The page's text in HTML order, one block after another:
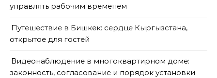
управлять рабочим временем
Путешествие в Бишкек: сердце Кыргызстана,
открытое для гостей
Видеонаблюдение в многоквартирном доме:
законность, согласование и порядок установки